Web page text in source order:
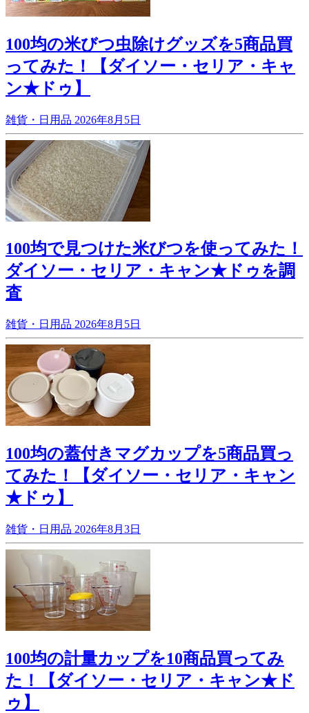
100均の米びつ虫除けグッズを5商品買
ってみた！【ダイソー・セリア・キャ
ン★ドゥ】
雑貨・日用品 2026年8月5日
100均で見つけた米びつを使ってみた！
ダイソー・セリア・キャン★ドゥを調
査
雑貨・日用品 2026年8月5日
100均の蓋付きマグカップを5商品買っ
てみた！【ダイソー・セリア・キャン
★ドゥ】
雑貨・日用品 2026年8月3日
100均の計量カップを10商品買ってみ
た！【ダイソー・セリア・キャン★ド
ゥ】